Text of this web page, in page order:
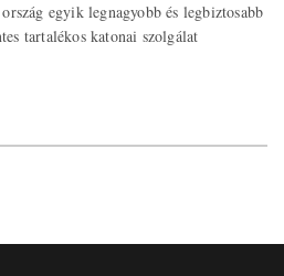
egyik legnagyobb és legbiztosabb
tartalékos katonai szolgálat